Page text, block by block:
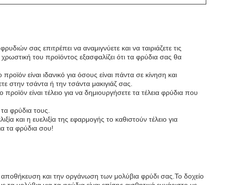
σας επιτρέπει να αναμιγνύετε και να ταιριάζετε τις
του προϊόντος εξασφαλίζει ότι τα φρύδια σας θα
είναι ιδανικό για όσους είναι πάντα σε κίνηση και
στην τσάντα ή την τσάντα μακιγιάζ σας.
είναι τέλειο για να δημιουργήσετε τα τέλεια φρύδια που
τα φρύδια τους.
και η ευελιξία της εφαρμογής το καθιστούν τέλειο για
τα φρύδια σου!
αποθήκευση και την οργάνωση των μολύβια φρύδι σας.Το δοχείο